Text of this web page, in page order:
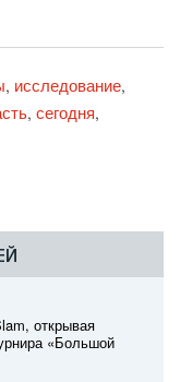
, исследование,
, сегодня,
открывая
«Большой